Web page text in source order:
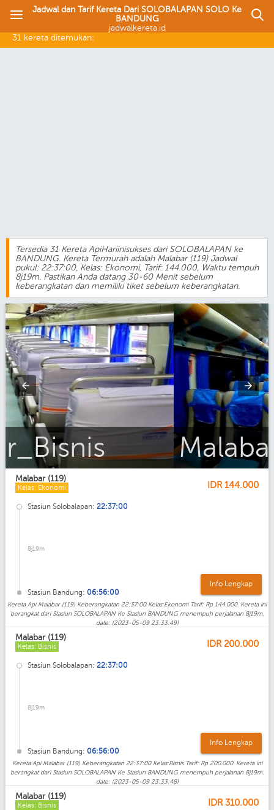
Jadwal dan Tarif Kereta Dari SOLOBALAPAN SOLO Ke
BANDUNG
jadwalkereta.id
31 kereta ditemukan:
Tersedia 31 Kereta ApiHariinisukses dari SOLOBALAPAN ke
BANDUNG. Kereta Termurah adalah Malabar (119) Jadwal
pukul: 22:37:00, Kelas: Ekonomi, Tarif: 144.000, Waktu tempuh
8j19m. Pastikan Anda datang 30-60 Menit sebelum
keberangkatan dan memiliki tiket sebelum keberangkatan.
Malabar_Eksekutif
Malabar (119)
Kelas: Ekonomi IDR 144.000
Stasiun Solobalapan: 22:37:00
8j19m
Stasiun Bandung: 06:56:00
Info Lengkap
Kereta Api Malabar (119) Keberangkatan 22:37:00 Kelas:Ekonomi Tarif: Rp 144.000. Kereta ini
berangkat dari Stasiun SOLOBALAPAN Ke Stasiun BANDUNG menempuh perjalanan 8j19m.
date: (2023-05-09 23:33:49)
Malabar (119)
Kelas: Bisnis IDR 200.000
Stasiun Solobalapan: 22:37:00
8j19m
Stasiun Bandung: 06:56:00
Info Lengkap
Kereta Api Malabar (119) Keberangkatan 22:37:00 Kelas:Bisnis Tarif: Rp 200.000. Kereta ini
berangkat dari Stasiun SOLOBALAPAN Ke Stasiun BANDUNG menempuh perjalanan 8j19m.
date: (2023-05-09 23:33:48)
Malabar (119)
Kelas: Bisnis IDR 310.000